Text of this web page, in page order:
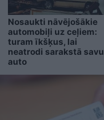
Nosaukti nāvējošākie
automobiļi uz ceļiem:
turam īkšķus, lai
neatrodi sarakstā savu
auto